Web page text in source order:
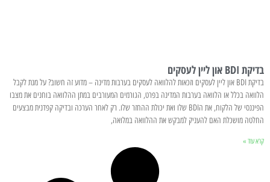
בדיקת BDI און ליין לעסקים
בדיקת BDI און ליין לעסקים וזכאות להלוואה לעסקים בערבות מדינה – מדוע זה חשוב? על מנת לקבל
הלוואה בכלל או הלוואה בערבות המדינה בפרט, הגורמים המעורבים במתן ההלוואה בוחנים את מצבו
הפיננסי של הלקוח, את הBDI שלו ואת יכולת ההחזר שלו. רק לאחר הערכה ובדיקה קפדנית מבצעים
החלטה מושכלת האם להעניק למבקש את ההלוואה במלואה,
קרא עוד »